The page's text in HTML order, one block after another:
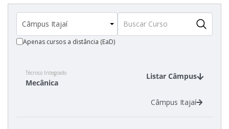
Apenas cursos a distância (EaD)
Técnico Integrado
Mecânica
Listar Câmpus
Câmpus Itajaí